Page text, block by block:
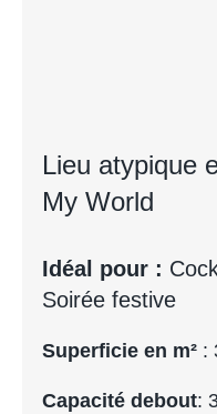
Lieu atypique
My World
Idéal pour :
Soirée festive
Superficie en m² :
Capacité debout: